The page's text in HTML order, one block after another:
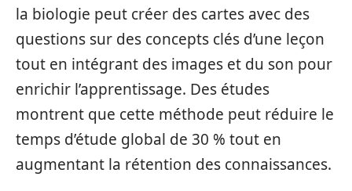
la biologie peut créer des cartes avec des
questions sur des concepts clés d’une leçon
tout en intégrant des images et du son pour
enrichir l’apprentissage. Des études
montrent que cette méthode peut réduire le
temps d’étude global de 30 % tout en
augmentant la rétention des connaissances.